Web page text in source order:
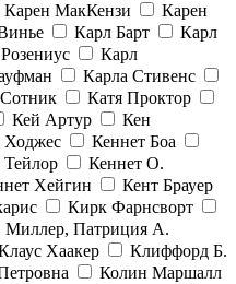
Карен МакКензи
Карен
Карл Барт
Карл
Карл
Карла Стивенс
Катя Проктор
Кей Артур
Кен
Кеннет Боа
Кеннет О.
Хейгин
Кент Брауер
Кирк Фарнсворт
Миллер, Патриция А.
Хаакер
Клиффорд Б.
Колин Маршалл